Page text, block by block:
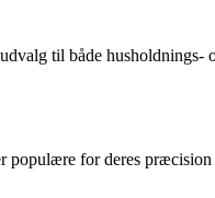
til både
for deres